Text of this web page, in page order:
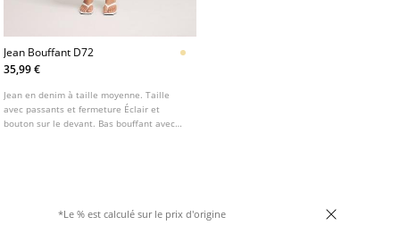
Jean Bouffant D72
35,99 €
Jean en denim à taille moyenne. Taille
avec passants et fermeture Éclair et
bouton sur le devant. Bas bouffant avec
*Le % est calculé sur le prix d'origine